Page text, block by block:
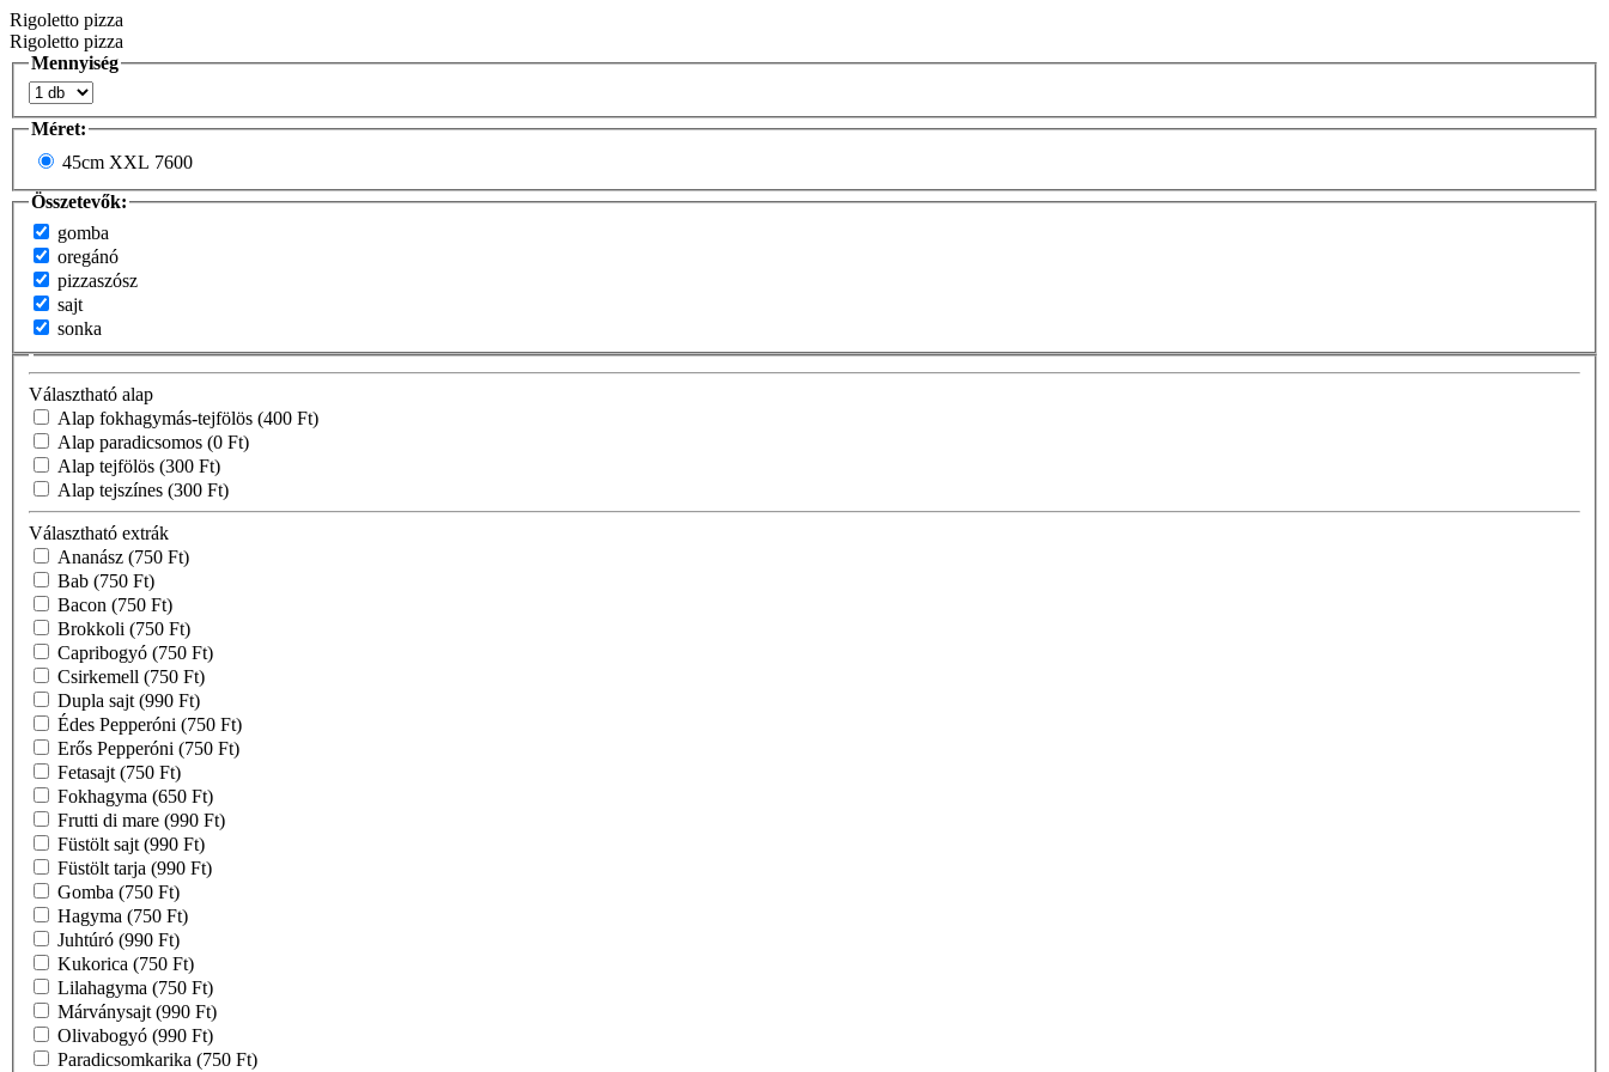
Rigoletto pizza
Rigoletto pizza
Mennyiség
Méret:
45cm XXL 7600
Összetevők:
gomba
oregánó
pizzaszósz
sajt
sonka
Választható alap
Alap fokhagymás-tejfölös (400 Ft)
Alap paradicsomos (0 Ft)
Alap tejfölös (300 Ft)
Alap tejszínes (300 Ft)
Választható extrák
Ananász (750 Ft)
Bab (750 Ft)
Bacon (750 Ft)
Brokkoli (750 Ft)
Capribogyó (750 Ft)
Csirkemell (750 Ft)
Dupla sajt (990 Ft)
Édes Pepperóni (750 Ft)
Erős Pepperóni (750 Ft)
Fetasajt (750 Ft)
Fokhagyma (650 Ft)
Frutti di mare (990 Ft)
Füstölt sajt (990 Ft)
Füstölt tarja (990 Ft)
Gomba (750 Ft)
Hagyma (750 Ft)
Juhtúró (990 Ft)
Kukorica (750 Ft)
Lilahagyma (750 Ft)
Márványsajt (990 Ft)
Olivabogyó (990 Ft)
Paradicsomkarika (750 Ft)